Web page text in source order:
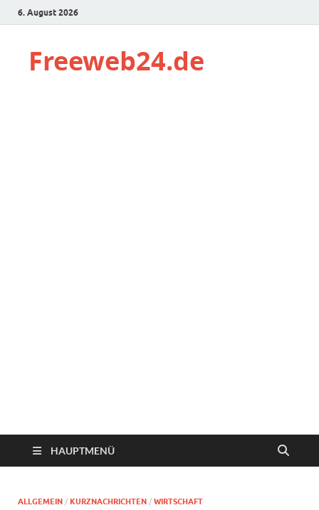
6. August 2026
Freeweb24.de
HAUPTMENÜ
ALLGEMEIN / KURZNACHRICHTEN / WIRTSCHAFT